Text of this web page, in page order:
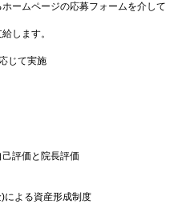
ームページの応募フォームを介して
します。
じて実施
己評価と院長評価
による資産形成制度